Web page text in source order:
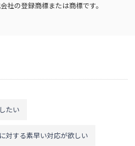
社の登録商標または商標です。
たい
対する素早い対応が欲しい